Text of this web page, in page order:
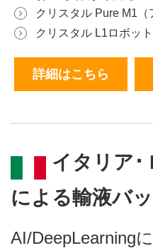
クリスタル Pure M1（
クリスタル L1ロボッ
詳細はこちら
イタリア･
による輸液バッ
AI/DeepLearning